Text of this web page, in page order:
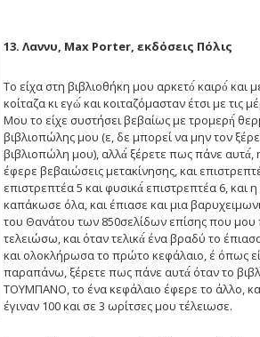
13. Λαννυ, Max Porter, εκδόσεις Πόλις
Το είχα στη βιβλιοθήκη μου αρκετό́ καιρό́ και
κοίταζα κι εγώ́ και κοιταζόμασταν έτσι με τις
Μου το είχε συστήσει βεβαίως με τρομερή́
βιβλιοπώλης μου (ε, δε μπορεί να μην τον
βιβλιοπώλη μου), αλλά́ ξέρετε πως πάνε αυτά́,
έφερε βεβαιώσεις μετακίνησης, και
επιστρεπτέα 5 και φυσικά́ επιστρεπτέα 6, και
καπάκωσε όλα, και έπιασε και μια
του Θανάτου των 850σελίδων επίσης που μου
τελειώσω, και όταν τελικά́ ένα βραδύ το
και ολοκλήρωσα το πρώτο κεφάλαιο, έ όπως
παραπάνω, ξέρετε πως πάνε αυτά́ όταν το
ΤΟΥΜΠΑΝΟ, το ένα κεφάλαιο έφερε το άλλο,
έγιναν 100 και σε 3 ωρίτσες μου τέλειωσε.